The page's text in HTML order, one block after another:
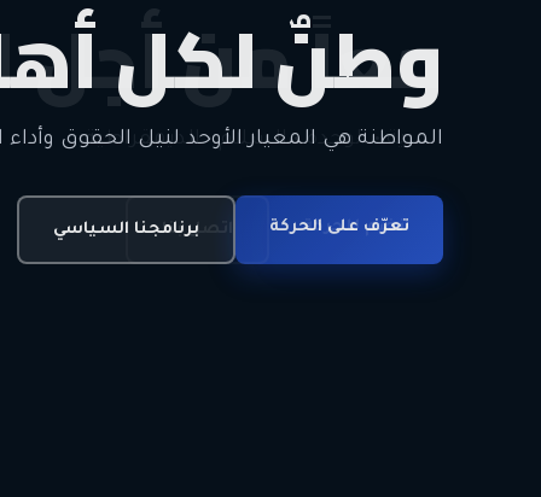
وطنٌ لكل
المواطنة هي المعيار الأوحد لنيل الحقوق وأداء
تعرّف على الحركة برنامجنا السياسي
معاً من أجل
الحرية • الوحدة • السلام • الديمقراطية
انضم للحركة اتصل بنا